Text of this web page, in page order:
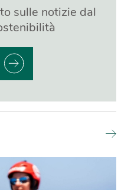
sulle notizie dal